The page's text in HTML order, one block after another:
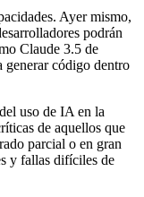
Ayer mismo,
podrán
Claude 3.5 de
código dentro
uso de IA en la
de aquellos que
parcial o en gran
y fallas difíciles de